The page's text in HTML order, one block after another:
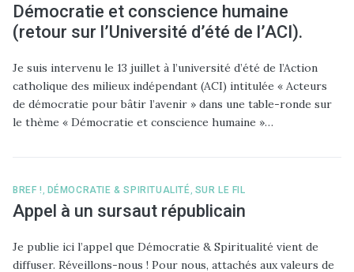
Démocratie et conscience humaine
(retour sur l’Université d’été de l’ACI).
Je suis intervenu le 13 juillet à l’université d’été de l’Action
catholique des milieux indépendant (ACI) intitulée « Acteurs
de démocratie pour bâtir l’avenir » dans une table-ronde sur
le thème « Démocratie et conscience humaine »…
BREF ! DÉMOCRATIE & SPIRITUALITÉ SUR LE FIL
Appel à un sursaut républicain
Je publie ici l’appel que Démocratie & Spiritualité vient de
diffuser. Réveillons-nous ! Pour nous, attachés aux valeurs de